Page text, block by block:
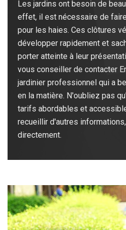
Les jardins ont besoin de
effet, il est nécessaire de
pour les haies. Ces clôtures
développer rapidement et
porter atteinte à leur
vous conseiller de contacter
jardinier professionnel qui a
en la matière. N'oubliez pas
tarifs abordables et
recueillir d'autres
directement.